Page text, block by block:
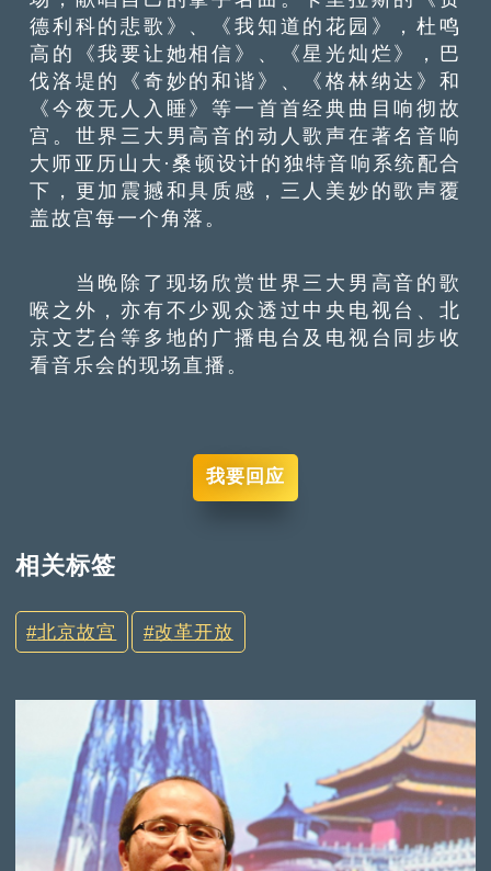
德利科的悲歌》、《我知道的花园》，杜鸣
高的《我要让她相信》、《星光灿烂》，巴
伐洛堤的《奇妙的和谐》、《格林纳达》和
《今夜无人入睡》等一首首经典曲目响彻故
宫。世界三大男高音的动人歌声在著名音响
大师亚历山大·桑顿设计的独特音响系统配合
下，更加震撼和具质感，三人美妙的歌声覆
盖故宫每一个角落。
当晚除了现场欣赏世界三大男高音的歌
喉之外，亦有不少观众透过中央电视台、北
京文艺台等多地的广播电台及电视台同步收
看音乐会的现场直播。
我要回应
相关标签
北京故宫 改革开放